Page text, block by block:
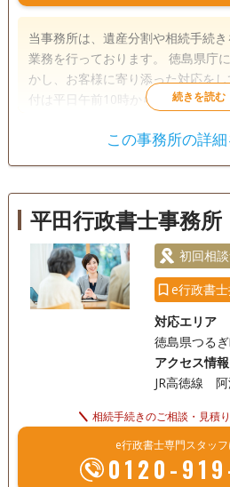
当事務所は、遺産分割や相続手続
業務を行っております。 徳島県庁
かし、お客様に寄り添った対応をしておりま
付は平日午前10時から午後6時まで
も無料ですのでお気軽にご相談く
遺産分割
相続人調査
電話相談可 訪問可 土日相談可
この事務所の詳
平田行政書士事務所
初回相
e行政書
対応エリア
徳島県つる
アクセス情報
JR高徳線
相続手続きのご相談・見積
e行政書士専門スタッ
0120-